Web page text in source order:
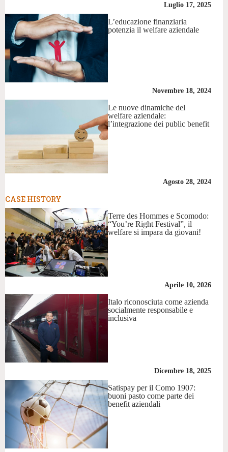
Luglio 17, 2025
L’educazione finanziaria
potenzia il welfare aziendale
Novembre 18, 2024
Le nuove dinamiche del
welfare aziendale:
l’integrazione dei public benefit
Agosto 28, 2024
CASE HISTORY
Terre des Hommes e Scomodo:
“You’re Right Festival”, il
welfare si impara da giovani!
Aprile 10, 2026
Italo riconosciuta come azienda
socialmente responsabile e
inclusiva
Dicembre 18, 2025
Satispay per il Como 1907:
buoni pasto come parte dei
benefit aziendali